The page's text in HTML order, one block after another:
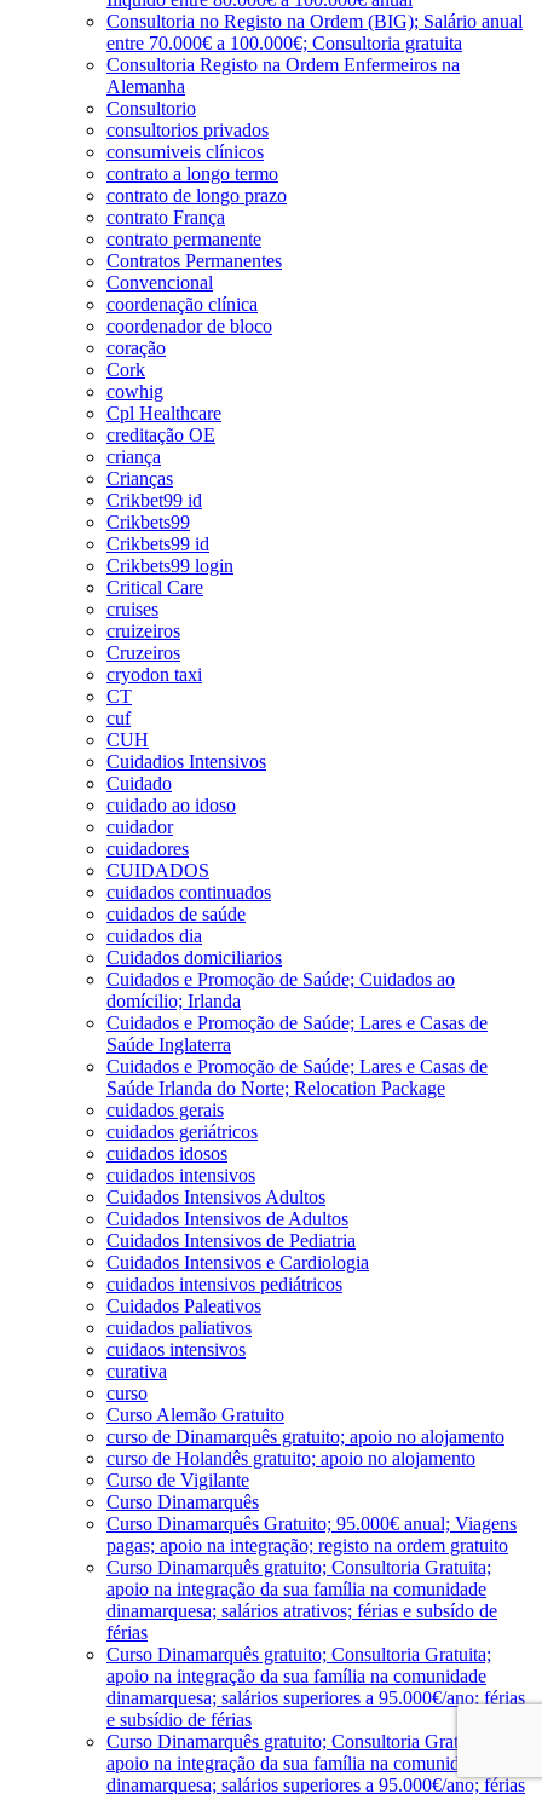
Consultoria no Registo na Ordem (BIG); Salário anual
entre 70.000€ a 100.000€; Consultoria gratuita
Consultoria Registo na Ordem Enfermeiros na
Alemanha
Consultorio
consultorios privados
consumiveis clínicos
contrato a longo termo
contrato de longo prazo
contrato França
contrato permanente
Contratos Permanentes
Convencional
coordenação clínica
coordenador de bloco
coração
Cork
cowhig
Cpl Healthcare
creditação OE
criança
Crianças
Crikbet99 id
Crikbets99
Crikbets99 id
Crikbets99 login
Critical Care
cruises
cruizeiros
Cruzeiros
cryodon taxi
CT
cuf
CUH
Cuidadios Intensivos
Cuidado
cuidado ao idoso
cuidador
cuidadores
CUIDADOS
cuidados continuados
cuidados de saúde
cuidados dia
Cuidados domiciliarios
Cuidados e Promoção de Saúde; Cuidados ao
domícilio; Irlanda
Cuidados e Promoção de Saúde; Lares e Casas de
Saúde Inglaterra
Cuidados e Promoção de Saúde; Lares e Casas de
Saúde Irlanda do Norte; Relocation Package
cuidados gerais
cuidados geriátricos
cuidados idosos
cuidados intensivos
Cuidados Intensivos Adultos
Cuidados Intensivos de Adultos
Cuidados Intensivos de Pediatria
Cuidados Intensivos e Cardiologia
cuidados intensivos pediátricos
Cuidados Paleativos
cuidados paliativos
cuidaos intensivos
curativa
curso
Curso Alemão Gratuito
curso de Dinamarquês gratuito; apoio no alojamento
curso de Holandês gratuito; apoio no alojamento
Curso de Vigilante
Curso Dinamarquês
Curso Dinamarquês Gratuito; 95.000€ anual; Viagens
pagas; apoio na integração; registo na ordem gratuito
Curso Dinamarquês gratuito; Consultoria Gratuita;
apoio na integração da sua família na comunidade
dinamarquesa; salários atrativos; férias e subsído de
férias
Curso Dinamarquês gratuito; Consultoria Gratuita;
apoio na integração da sua família na comunidade
dinamarquesa; salários superiores a 95.000€/ano; férias
e subsídio de férias
Curso Dinamarquês gratuito; Consultoria Gratuita;
apoio na integração da sua família na comunidade
dinamarquesa; salários superiores a 95.000€/ano; férias